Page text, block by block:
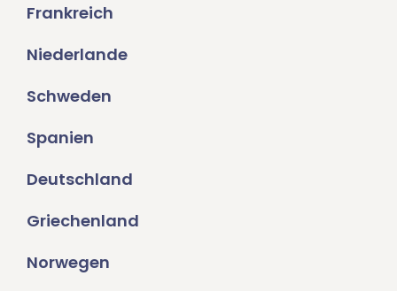
Frankreich
Niederlande
Schweden
Spanien
Deutschland
Griechenland
Norwegen